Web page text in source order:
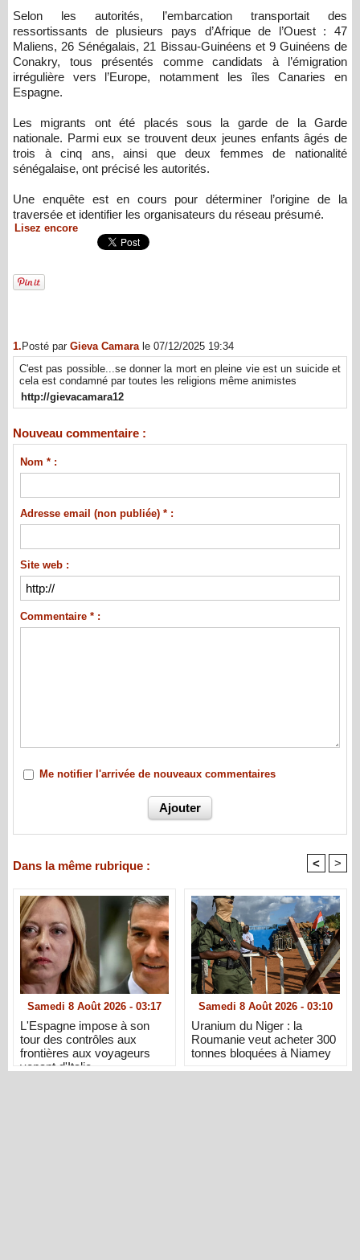
Selon les autorités, l’embarcation transportait des
ressortissants de plusieurs pays d’Afrique de l’Ouest : 47
Maliens, 26 Sénégalais, 21 Bissau-Guinéens et 9 Guinéens de
Conakry, tous présentés comme candidats à l’émigration
irrégulière vers l’Europe, notamment les îles Canaries en
Espagne.
Les migrants ont été placés sous la garde de la Garde
nationale. Parmi eux se trouvent deux jeunes enfants âgés de
trois à cinq ans, ainsi que deux femmes de nationalité
sénégalaise, ont précisé les autorités.
Une enquête est en cours pour déterminer l’origine de la
traversée et identifier les organisateurs du réseau présumé.
Lisez encore
1.Posté par Gieva Camara le 07/12/2025 19:34
C'est pas possible...se donner la mort en pleine vie est un suicide et
cela est condamné par toutes les religions même animistes
http://gievacamara12
Nouveau commentaire :
Nom * :
Adresse email (non publiée) * :
Site web :
Commentaire * :
Me notifier l'arrivée de nouveaux commentaires
Dans la même rubrique : < >
Samedi 8 Août 2026 - 03:17
L'Espagne impose à son
tour des contrôles aux
frontières aux voyageurs
venant d'Italie
Samedi 8 Août 2026 - 03:10
Uranium du Niger : la
Roumanie veut acheter 300
tonnes bloquées à Niamey